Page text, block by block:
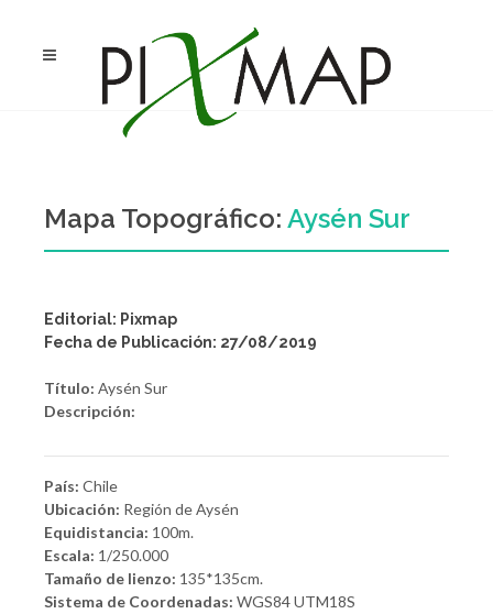
Mapa Topográfico: Aysén Sur
Editorial: Pixmap
Fecha de Publicación: 27/08/2019
Título: Aysén Sur
Descripción:
País: Chile
Ubicación: Región de Aysén
Equidistancia: 100m.
Escala: 1/250.000
Tamaño de lienzo: 135*135cm.
Sistema de Coordenadas: WGS84 UTM18S